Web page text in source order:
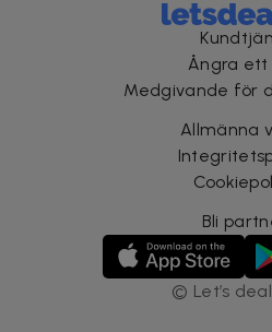
Ångra ett
Medgivande för
Allmänna
Bli
© Let’s deal